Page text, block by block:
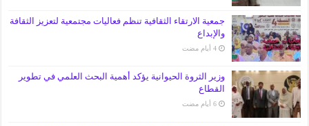
جمعية الارتقاء الثقافية تنظم فعاليات مجتمعية لتعزيز الثقافة
والإبداع
‏4 أيام مضت
وزير الثروة الحيوانية يؤكد أهمية البحث العلمي في تطوير
القطاع
‏6 أيام مضت